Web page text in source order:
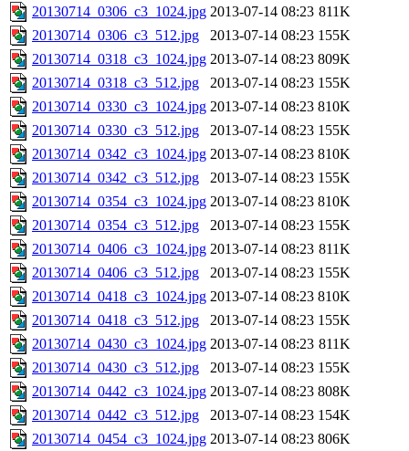
20130714_0306_c3_1024.jpg 2013-07-14 08:23 811K
20130714_0306_c3_512.jpg
2013-07-14 08:23 155K
20130714_0318_c3_1024.jpg 2013-07-14 08:23 809K
20130714_0318_c3_512.jpg
2013-07-14 08:23 155K
20130714_0330_c3_1024.jpg 2013-07-14 08:23 810K
20130714_0330_c3_512.jpg
2013-07-14 08:23 155K
20130714_0342_c3_1024.jpg 2013-07-14 08:23 810K
20130714_0342_c3_512.jpg
2013-07-14 08:23 155K
20130714_0354_c3_1024.jpg 2013-07-14 08:23 810K
20130714_0354_c3_512.jpg
2013-07-14 08:23 155K
20130714_0406_c3_1024.jpg 2013-07-14 08:23 811K
20130714_0406_c3_512.jpg
2013-07-14 08:23 155K
20130714_0418_c3_1024.jpg 2013-07-14 08:23 810K
20130714_0418_c3_512.jpg
2013-07-14 08:23 155K
20130714_0430_c3_1024.jpg 2013-07-14 08:23 811K
20130714_0430_c3_512.jpg
2013-07-14 08:23 155K
20130714_0442_c3_1024.jpg 2013-07-14 08:23 808K
20130714_0442_c3_512.jpg
2013-07-14 08:23 154K
20130714_0454_c3_1024.jpg 2013-07-14 08:23 806K